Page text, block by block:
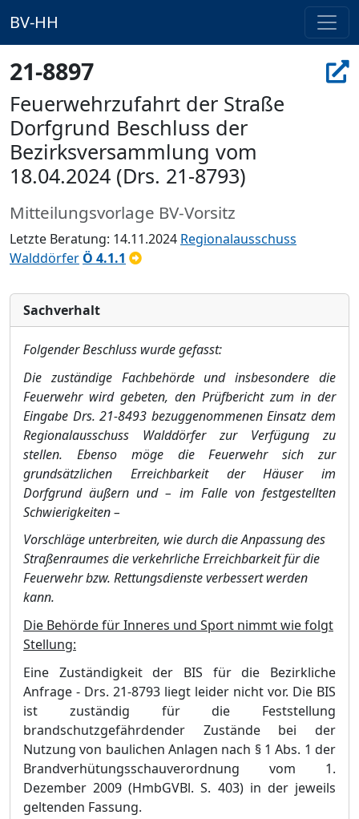
BV-HH
21-8897
Feuerwehrzufahrt der Straße
Dorfgrund Beschluss der
Bezirksversammlung vom
18.04.2024 (Drs. 21-8793)
Mitteilungsvorlage BV-Vorsitz
Letzte Beratung: 14.11.2024 Regionalausschuss
Walddörfer Ö 4.1.1
Sachverhalt
Folgender Beschluss wurde gefasst:
Die zuständige Fachbehörde und insbesondere die
Feuerwehr wird gebeten, den Prüfbericht zum in der
Eingabe Drs. 21-8493 bezuggenommenen Einsatz dem
Regionalausschuss Walddörfer zur Verfügung zu
stellen. Ebenso möge die Feuerwehr sich zur
grundsätzlichen Erreichbarkeit der Häuser im
Dorfgrund äußern und– im Falle von festgestellten
Schwierigkeiten–
Vorschläge unterbreiten, wie durch die Anpassung des
Straßenraumes die verkehrliche Erreichbarkeitfür die
Feuerwehr bzw. Rettungsdienste verbessert werden
kann.
Die Behörde für Inneres und Sport nimmt wie folgt
Stellung:
Eine Zuständigkeit der BIS für die Bezirkliche
Anfrage - Drs. 21-8793 liegt leider nicht vor. Die BIS
ist zuständig für die Feststellung
brandschutzgefährdender Zustände bei der
Nutzung von baulichen Anlagen nach § 1 Abs. 1 der
Brandverhütungsschauverordnung vom 1.
Dezember 2009 (HmbGVBl. S. 403) in der jeweils
geltenden Fassung.